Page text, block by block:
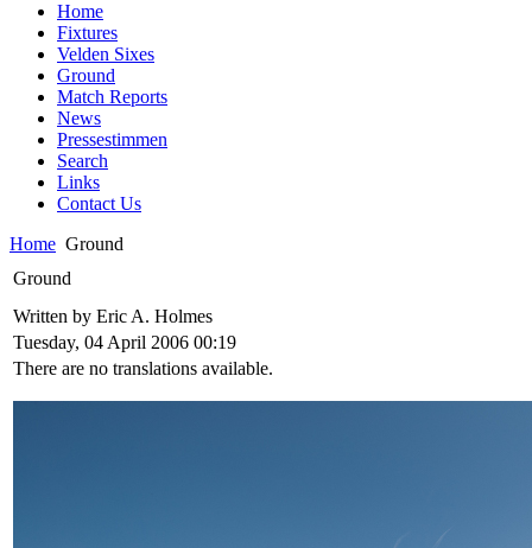
Home
Fixtures
Velden Sixes
Ground
Match Reports
News
Pressestimmen
Search
Links
Contact Us
Home Ground
Ground
Written by Eric A. Holmes
Tuesday, 04 April 2006 00:19
There are no translations available.